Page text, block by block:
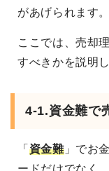
があげられます。
ここでは、売却
すべきかを説明し
4-1.資金難で
「 資金難」でお